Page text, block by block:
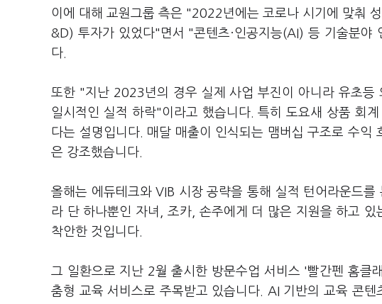
이에 대해 교원그룹 측은 "2022년에는 코로나 시기에 맞춰
&D) 투자가 있었다"면서 "콘텐츠·인공지능(AI) 등 기술분야
다.
또한 "지난 2023년의 경우 실제 사업 부진이 아니라 유초
일시적인 실적 하락"이라고 했습니다. 특히 도요새 상품 회
다는 설명입니다. 매달 매출이 인식되는 맴버십 구조로 수익
은 강조했습니다.
올해는 에듀테크와 VIB 시장 공략을 통해 실적 턴어라운드
라 단 하나뿐인 자녀, 조카, 손주에게 더 많은 지원을 하고
착안한 것입니다.
그 일환으로 지난 2월 출시한 방문수업 서비스 '빨간펜 홈클
춤형 교육 서비스로 주목받고 있습니다. AI 기반의 교육 콘